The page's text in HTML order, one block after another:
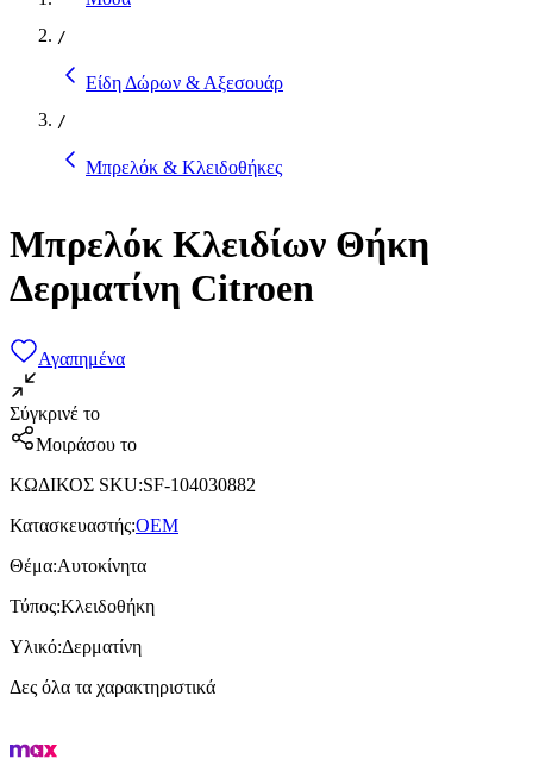
/
Είδη Δώρων & Αξεσουάρ
/
Μπρελόκ & Κλειδοθήκες
Μπρελόκ Κλειδίων Θήκη
Δερματίνη Citroen
Αγαπημένα
Σύγκρινέ το
Μοιράσου το
ΚΩΔΙΚΟΣ SKU:SF-104030882
Κατασκευαστής:OEM
Θέμα:Αυτοκίνητα
Τύπος:Κλειδοθήκη
Υλικό:Δερματίνη
Δες όλα τα χαρακτηριστικά